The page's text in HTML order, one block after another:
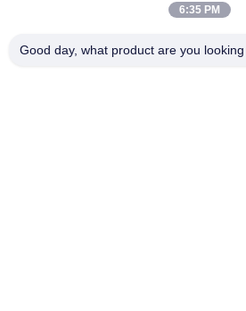
O Nas
Wycieczka Po Fabryce
6:35 PM
Good day, what product are you